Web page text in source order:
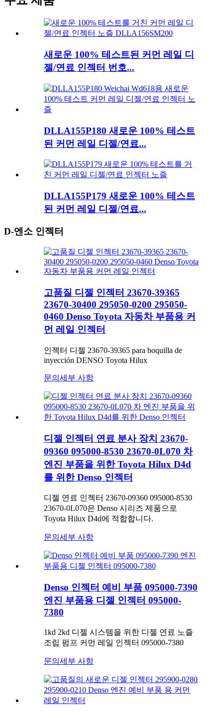
새로운 100% 테스트된 커먼 레일 디
젤/연료 인젝터 번호...
DLLA155P180 새로운 100% 테스트
된 커먼 레일 디젤/연료...
DLLA155P179 새로운 100% 테스트
된 커먼 레일 디젤/연료...
D-엔소 인젝터
고품질 디젤 인젝터 23670-39365
23670-30400 295050-0200 295050-
0460 Denso Toyota 자동차 부품용 커
먼 레일 인젝터
인젝터 디젤 23670-39365 para boquilla de
inyección DENSO Toyota Hilux
문의 세부 사항
디젤 인젝터 연료 분사 장치 23670-
09360 095000-8530 23670-0L070 차
엔진 부품을 위한 Toyota Hilux D4d
를 위한 Denso 인젝터
디젤 연료 인젝터 23670-09360 095000-8530
23670-0L070은 Denso 시리즈 제품으로
Toyota Hilux D4d에 적합합니다.
문의 세부 사항
Denso 인젝터 예비 부품 095000-7390
엔진 부품용 디젤 인젝터 095000-
7380
1kd 2kd 디젤 시스템을 위한 디젤 연료 노즐
조립 펌프 커먼 레일 인젝터 095000-7380
문의 세부 사항